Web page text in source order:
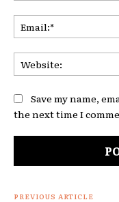
Save my name,
the next time I
PREVIOUS ARTICLE